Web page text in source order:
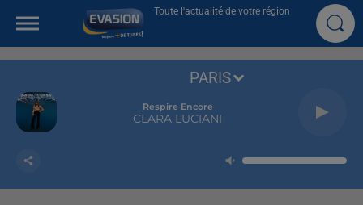
Toute l'actualité de votre région
Respire Encore
CLARA LUCIANI
PARIS